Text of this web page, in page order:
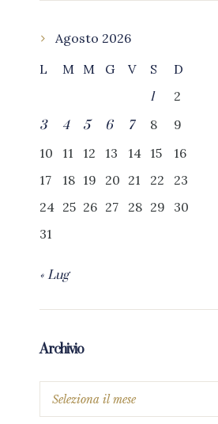
Agosto 2026
L
M M G V S
D
1
2
3
4 5 6 7 8
9
10
11 12 13 14 15
16
17
18 19 20 21 22
23
24 25 26 27 28 29
30
31
« Lug
Archivio